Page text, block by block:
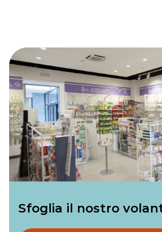
Sfoglia il nostro